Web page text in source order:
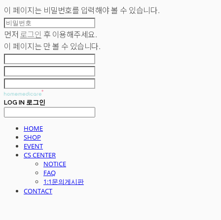
이 페이지는 비밀번호를 입력해야 볼 수 있습니다.
먼저 로그인 후 이용해주세요.
이 페이지는 만 볼 수 있습니다.
LOG IN 로그인
HOME
SHOP
EVENT
CS CENTER
NOTICE
FAQ
1:1문의게시판
CONTACT